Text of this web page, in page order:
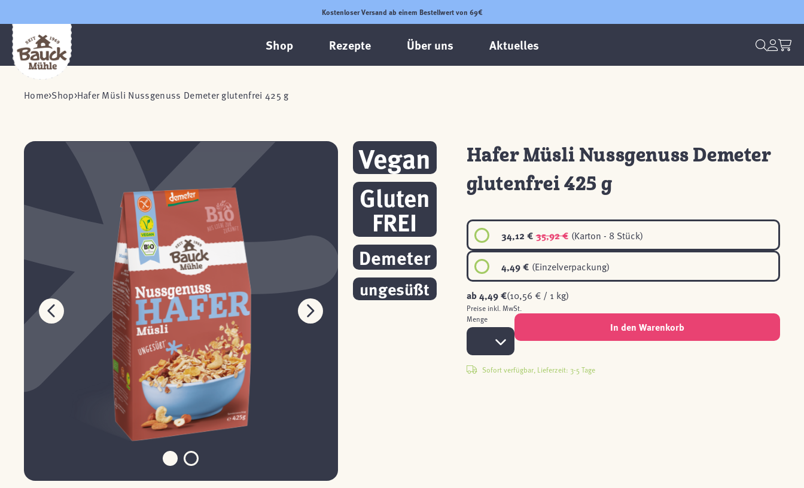
Kostenloser Versand ab einem Bestellwert von 69€
Shop Rezepte Über uns Aktuelles
Home Shop Hafer Müsli Nussgenuss Demeter glutenfrei 425 g
Vegan
Gluten
FREI
Demeter
ungesüßt
Hafer Müsli Nussgenuss Demeter
glutenfrei 425 g
34,12 € 35,92 € (Karton - 8 Stück)
4,49 € (Einzelverpackung)
ab4,49 €(10,56 € / 1 kg)
Preise inkl. MwSt.
Menge
In den Warenkorb
Sofort verfügbar, Lieferzeit: 3-5 Tage